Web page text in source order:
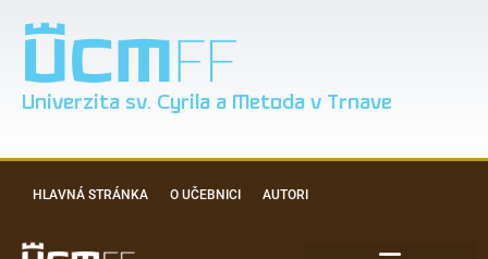
Univerzita sv. Cyrila a Metoda v Trnave
HLAVNÁ STRÁNKA O UČEBNICI AUTORI